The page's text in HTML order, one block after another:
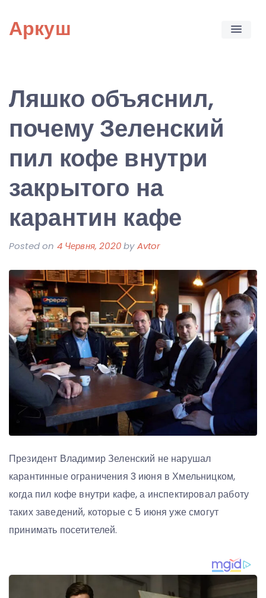
content
Аркуш
Ляшко объяснил,
почему Зеленский
пил кофе внутри
закрытого на
карантин кафе
Posted on 4 Червня, 2020byAvtor
Президент Владимир Зеленский не нарушал
карантинные ограничения 3 июня в Хмельницком,
когда пил кофе внутри кафе, а инспектировал работу
таких заведений, которые с 5 июня уже смогут
принимать посетителей.